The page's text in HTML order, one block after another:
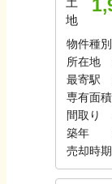
物件種別
所在地
最寄駅
専有面積
間取り
築年
売却時期